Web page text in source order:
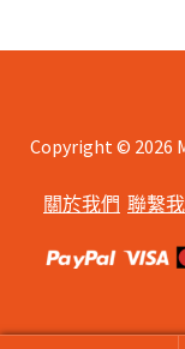
Copyright © 2026
關於我們 聯繫